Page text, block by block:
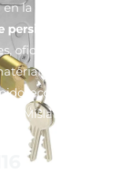
en la
oficinas y
de alta
económico y
Mislata.